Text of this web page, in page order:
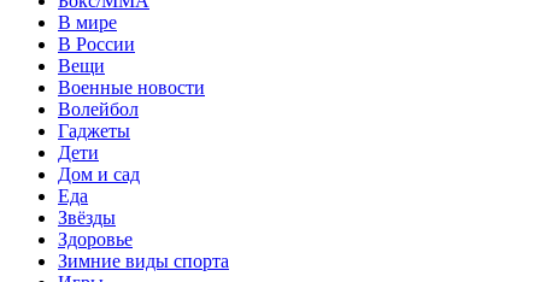
В мире
В России
Вещи
Военные новости
Волейбол
Гаджеты
Дети
Дом и сад
Еда
Звёзды
Здоровье
Зимние виды спорта